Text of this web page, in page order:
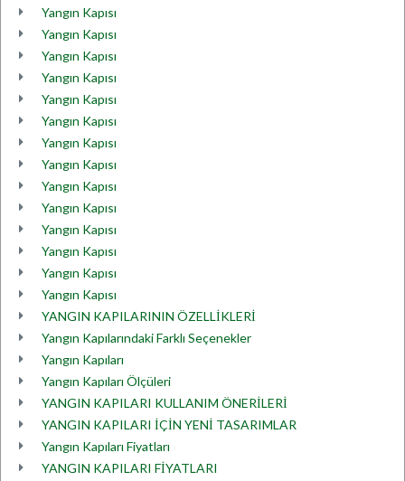
Yangın Kapısı
Yangın Kapısı
Yangın Kapısı
Yangın Kapısı
Yangın Kapısı
Yangın Kapısı
Yangın Kapısı
Yangın Kapısı
Yangın Kapısı
Yangın Kapısı
Yangın Kapısı
Yangın Kapısı
Yangın Kapısı
Yangın Kapısı
YANGIN KAPILARININ ÖZELLİKLERİ
Yangın Kapılarındaki Farklı Seçenekler
Yangın Kapıları
Yangın Kapıları Ölçüleri
YANGIN KAPILARI KULLANIM ÖNERİLERİ
YANGIN KAPILARI İÇİN YENİ TASARIMLAR
Yangın Kapıları Fiyatları
YANGIN KAPILARI FİYATLARI